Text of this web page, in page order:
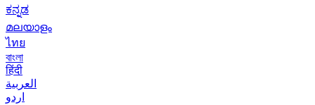
ಕನ್ನಡ
മലയാളം
ไทย
বাংলা
हिंदी
العربية
اردو